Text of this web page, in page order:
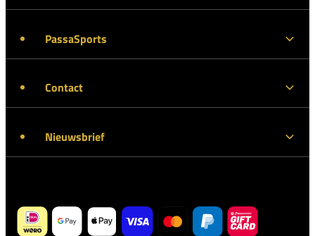
PassaSports
Contact
Nieuwsbrief